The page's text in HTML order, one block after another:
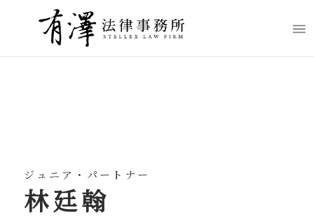
ジュニア・パートナー
林廷翰